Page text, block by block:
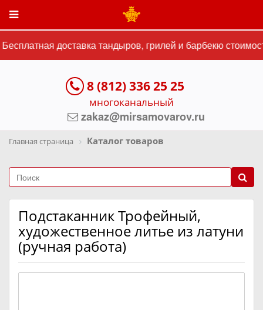
доставка тандыров, грилей и барбекю
8 (812) 336 25 25
многоканальный
zakaz@mirsamovarov.ru
Главная страница Каталог товаров
Подстаканник Трофейный,
художественное литье из латуни
(ручная работа)